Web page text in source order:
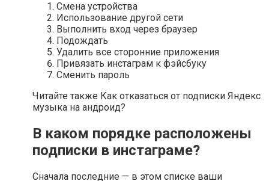
Смена устройства
Использование другой сети
Выполнить вход через браузер
Подождать
Удалить все сторонние приложения
Привязать инстаграм к фэйсбуку
Сменить пароль
Читайте также Как отказаться от подписки Яндекс
музыка на андроид?
В каком порядке расположены
подписки в инстаграме?
Сначала последние — в этом списке ваши